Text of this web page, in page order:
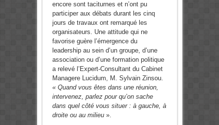
encore sont taciturnes et n’ont pu
participer aux débats durant les cinq
jours de travaux ont remarqué les
organisateurs. Une attitude qui ne
favorise guère l’émergence du
leadership au sein d’un groupe, d’une
association ou d’une formation politique
a relevé l’Expert-Consultant du Cabinet
Managere Lucidum, M. Sylvain Zinsou.
« Quand vous êtes dans une réunion,
intervenez, parlez pour qu’on sache
dans quel côté vous situer : à gauche, à
droite ou au milieu».